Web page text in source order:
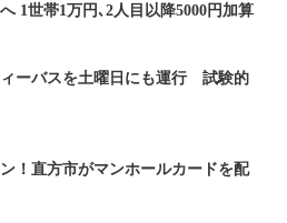
1世帯1万円､2人目以降5000円加算
ーバスを土曜日にも運行 試験的
！直方市がマンホールカードを配